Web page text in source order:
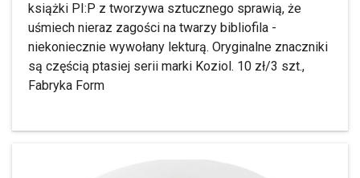
książki PI:P z tworzywa sztucznego sprawią, że
uśmiech nieraz zagości na twarzy bibliofila -
niekoniecznie wywołany lekturą. Oryginalne znaczniki
są częścią ptasiej serii marki Koziol. 10 zł/3 szt.,
Fabryka Form